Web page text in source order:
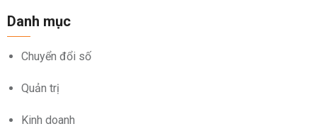
Danh mục
Chuyển đổi số
Quản trị
Kinh doanh